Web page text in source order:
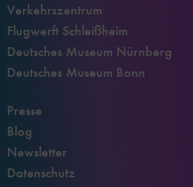
Verkehrszentrum
Flugwerft Schleißheim
Deutsches Museum Nürnberg
Deutsches Museum Bonn
Presse
Blog
Newsletter
Datenschutz